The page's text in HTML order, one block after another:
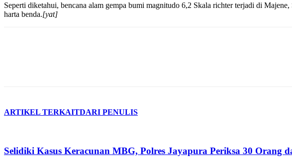
Seperti diketahui, bencana alam gempa bumi magnitudo 6,2 Skala richter terjadi di
harta benda.[yat]
ARTIKEL TERKAITDARI PENULIS
Selidiki Kasus Keracunan MBG, Polres Jayapura Periksa 30 Orang